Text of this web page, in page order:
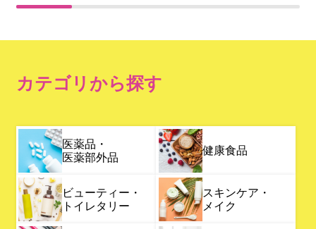
カテゴリから探す
医薬品・
医薬部外品
健康食品
ビューティー・
トイレタリー
スキンケア・
メイク